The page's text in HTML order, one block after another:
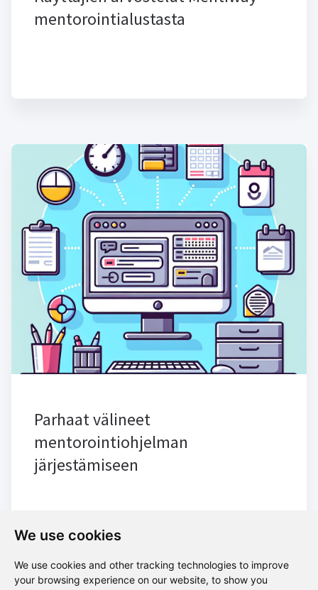
We use cookies
We use cookies and other tracking technologies to improve
your browsing experience on our website, to show you
mentorointialustasta
Parhaat välineet
mentorointiohjelman
järjestämiseen